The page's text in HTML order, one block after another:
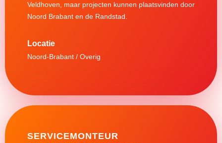
Veldhoven, maar projecten kunnen plaatsvinden door
Noord Brabant en de Randstad.
Noord-Brabant / Overig
SERVICEMONTEUR